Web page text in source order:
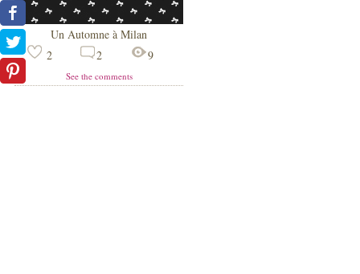
Un Automne à Milan
2
2 9
See the comments